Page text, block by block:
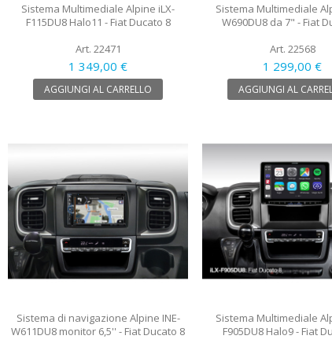
Sistema Multimediale Alpine iLX-
F115DU8 Halo11 - Fiat Ducato 8
Art. 22471
1 349,00 €
AGGIUNGI AL CARRELLO
Sistema Multimediale
W690DU8 da 7" - Fiat
Art. 22568
1 299,00 €
AGGIUNGI AL
Sistema di navigazione Alpine INE-
W611DU8 monitor 6,5'' - Fiat Ducato 8
Sistema Multimediale
F905DU8 Halo9 - Fiat